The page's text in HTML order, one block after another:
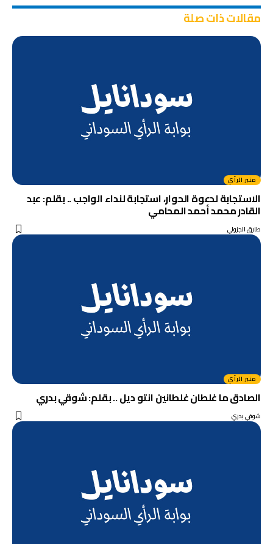
مقالات ذات صلة
منبر الرأي
الاستجابة لدعوة الحوار، استجابة لنداء الواجب .. بقلم: عبد
القادر محمد أحمد المحامي
طارق الجزولي
منبر الرأي
الصادق ما غلطان غلطانين انتو ديل .. بقلم: شوقي بدري
شوقي بدري